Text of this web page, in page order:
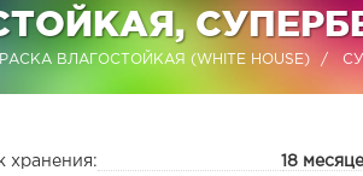
ВЛАГОСТОЙКАЯ (WHITE HOUSE)
хранения: 18